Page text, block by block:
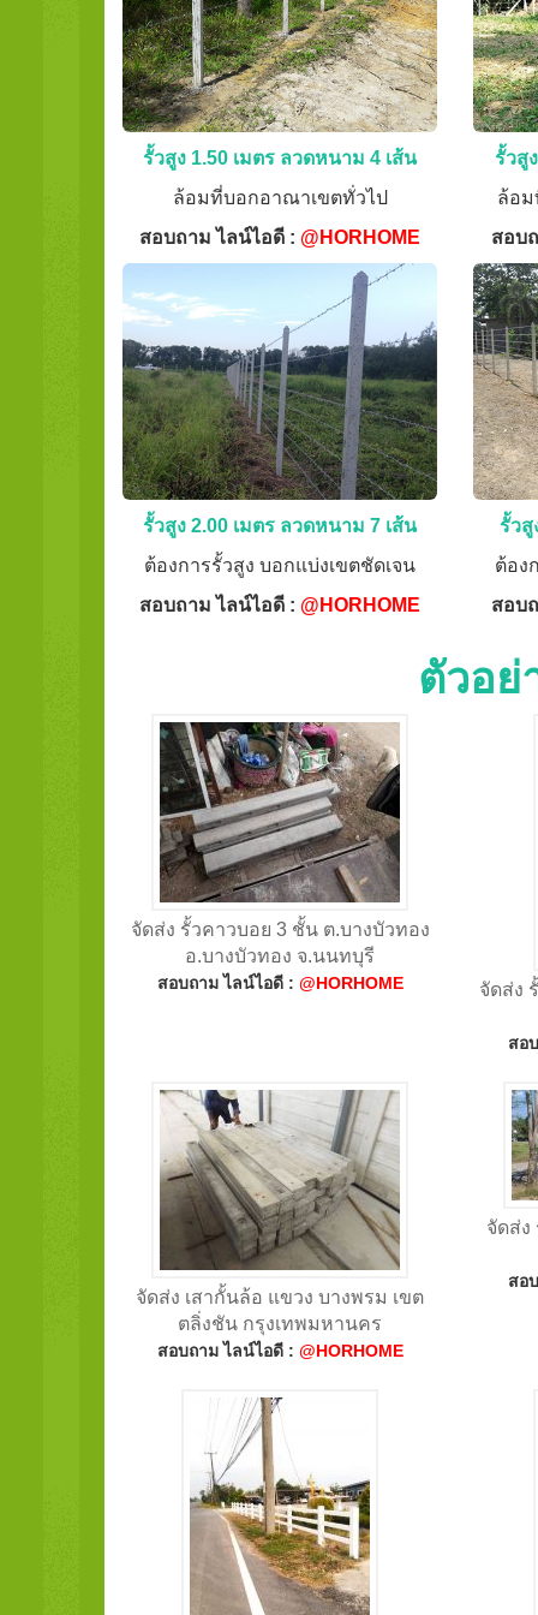
รั้วสูง 1.50 เมตร ลวดหนาม 4 เส้น
ล้อมที่บอกอาณาเขตทั่วไป
สอบถาม ไลน์ไอดี : @HORHOME
รั้วสู
ล้อม
สอบ
รั้วสูง 2.00 เมตร ลวดหนาม 7 เส้น
ต้องการรั้วสูง บอกแบ่งเขตชัดเจน
สอบถาม ไลน์ไอดี : @HORHOME
รั้วสู
ต้อง
สอบ
ตัวอย่
จัดส่ง รั้วคาวบอย 3 ชั้น ต.บางบัวทอง
อ.บางบัวทอง จ.นนทบุรี
สอบถาม ไลน์ไอดี : @HORHOME จัดส่ง
สอ
จัดส่ง เสากั้นล้อ แขวง บางพรม เขต
ตลิ่งชัน กรุงเทพมหานคร
สอบถาม ไลน์ไอดี : @HORHOME
จัดส่ง
สอ